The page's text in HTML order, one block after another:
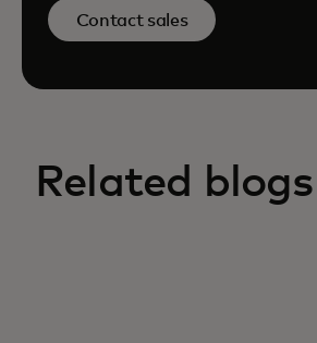
Contact sales
Related blogs